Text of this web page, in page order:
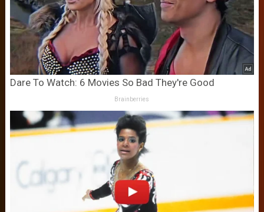
Dare To Watch: 6 Movies So Bad They're Good
Brainberries